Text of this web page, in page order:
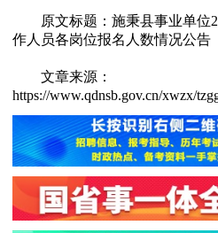
原文标题：施秉县事业单位
作人员各岗位报名人数情况公告
文章来源：
https://www.qdnsb.gov.cn/xwzx/